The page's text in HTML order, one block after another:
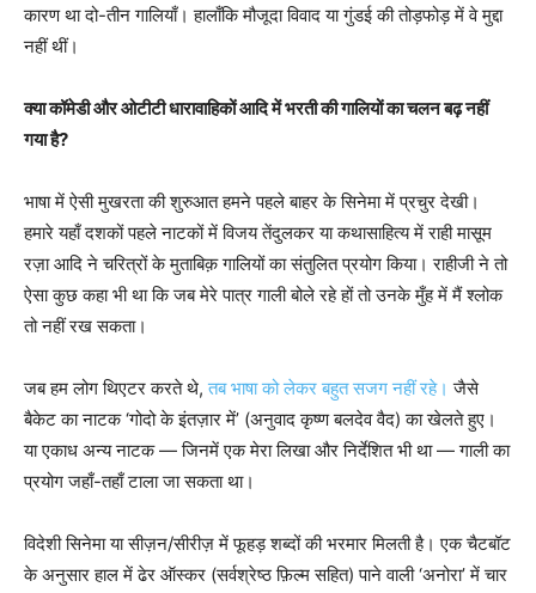
कारण था दो-तीन गालियाँ। हालाँकि मौजूदा विवाद या गुंडई की तोड़फोड़ में वे मुद्दा
नहीं थीं।
क्या कॉमेडी और ओटीटी धारावाहिकों आदि में भरती की गालियों का चलन बढ़ नहीं
गया है?
भाषा में ऐसी मुखरता की शुरुआत हमने पहले बाहर के सिनेमा में प्रचुर देखी।
हमारे यहाँ दशकों पहले नाटकों में विजय तेंदुलकर या कथासाहित्य में राही मासूम
रज़ा आदि ने चरित्रों के मुताबिक़ गालियों का संतुलित प्रयोग किया। राहीजी ने तो
ऐसा कुछ कहा भी था कि जब मेरे पात्र गाली बोले रहे हों तो उनके मुँह में मैं श्लोक
तो नहीं रख सकता।
जब हम लोग थिएटर करते थे,तब भाषा को लेकर बहुत सजग नहीं रहे। जैसे
बैकेट का नाटक ‘गोदो के इंतज़ार में’ (अनुवाद कृष्ण बलदेव वैद) का खेलते हुए।
या एकाध अन्य नाटक — जिनमें एक मेरा लिखा और निर्देशित भी था — गाली का
प्रयोग जहाँ-तहाँ टाला जा सकता था।
विदेशी सिनेमा या सीज़न/सीरीज़ में फूहड़ शब्दों की भरमार मिलती है। एक चैटबॉट
के अनुसार हाल में ढेर ऑस्कर (सर्वश्रेष्ठ फ़िल्म सहित) पाने वाली ‘अनोरा’ में चार